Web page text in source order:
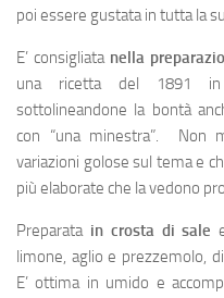
poi essere gustata in tutta la
E’ consigliata nella
una ricetta del 1891 in
sottolineandone la bontà
con “una minestra”. Non
variazioni golose sul tema e
più elaborate che la vedono
Preparata in crosta di sale
limone, aglio e prezzemolo,
E’ ottima in umido e